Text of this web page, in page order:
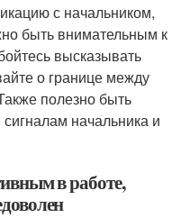
с начальником,
быть внимательным к
высказывать
о границе между
полезно быть
начальника и
в работе,